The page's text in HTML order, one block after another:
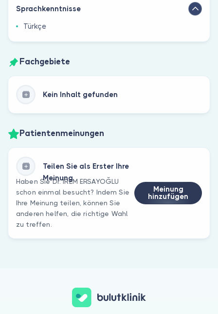
Sprachkenntnisse
Türkçe
Fachgebiete
Kein Inhalt gefunden
Patientenmeinungen
Teilen Sie als Erster Ihre
Meinung
Haben Sie Dr. İREM ERSAYOĞLU
schon einmal besucht? Indem Sie
Ihre Meinung teilen, können Sie
anderen helfen, die richtige Wahl
zu treffen.
Meinung
hinzufügen